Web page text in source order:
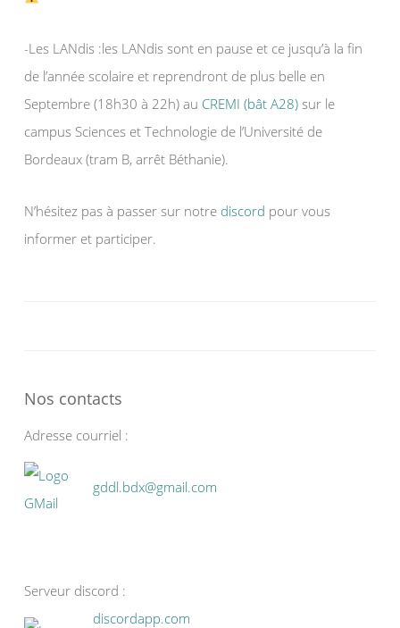
-Les LANdis :les LANdis sont en pause et ce jusqu’à la fin
de l’année scolaire et reprendront de plus belle en
Septembre (18h30 à 22h) au CREMI (bât A28) sur le
campus Sciences et Technologie de l’Université de
Bordeaux (tram B, arrêt Béthanie).
N’hésitez pas à passer sur notre discord pour vous
informer et participer.
Nos contacts
Adresse courriel :
gddl.bdx@gmail.com
Serveur discord :
discordapp.com